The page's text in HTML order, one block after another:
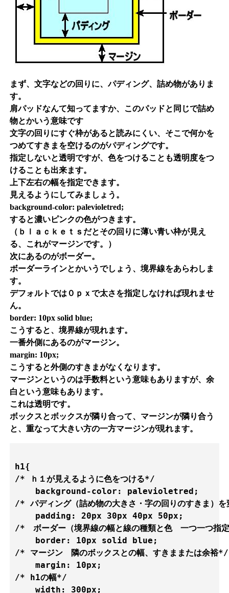
まず、文字などの回りに、パディング、詰め物がありま
す。
肩パッドなんて知ってますか、このパッドと同じで詰め
物とかいう意味です
文字の回りにすぐ枠があると読みにくい、そこで何かを
つめてすきまを空けるのがパディングです。
指定しないと透明ですが、色をつけることも透明度をつ
けることも出来ます。
上下左右の幅を指定できます。
見えるようにしてみましょう。
background-color: palevioletred;
すると濃いピンクの色がつきます。
（ｂｌａｃｋｅｔｓだとその回りに薄い青い枠が見え
る、これがマージンです。）
次にあるのがボーダー。
ボーダーラインとかいうでしょう、境界線をあらわしま
す。
デフォルトでは０ｐｘで太さを指定しなければ現れませ
ん。
border: 10px solid blue;
こうすると、境界線が現れます。
一番外側にあるのがマージン。
margin: 10px;
こうすると外側のすきまがなくなります。
マージンというのは手数料という意味もありますが、余
白という意味もあります。
これは透明です。
ボックスとボックスが隣り合って、マージンが隣り合う
と、重なって大きい方の一方マージンが現れます。
h1{
/* ｈ１が見えるように色をつける*/
    background-color: palevioletred;
/* パディング（詰め物の大きさ・字の回りのすきま）
    padding: 20px 30px 40px 50px;
/*　ボーダー（境界線の幅と線の種類と色　一つ一つ指
    border: 10px solid blue;
/* マージン　隣のボックスとの幅、すきままたは余裕*/
    margin: 10px;
/* h1の幅*/
    width: 300px;